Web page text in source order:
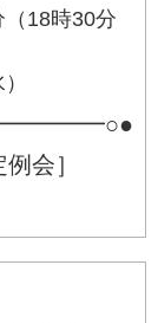
18時30分
会］